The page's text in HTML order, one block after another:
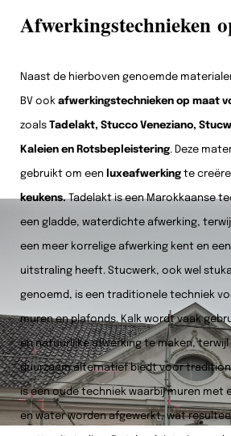
Afwerkingstechnieken
Naast de hierboven genoemde
BV ook afwerkingstechnieken op maat
zoals Tadelakt, Stucco Veneziano,
Kaleien en Rotsbepleistering. Deze
gebruikt om een luxeafwerking te
keukens.Tadelakt is een Marokkaanse
een gladde, waterdichte afwerking,
een meer korrelige afwerking kent en
uitstraling heeft. Stucwerk, ook wel
genoemd, is een traditionele techniek
muren en plafonds. Kalk wordt vaak
en natuurlijke afwerking te maken, terwijl
duurzaam alternatief biedt voor
is een oude techniek waarbij muren met
en water worden afgewerkt, wat